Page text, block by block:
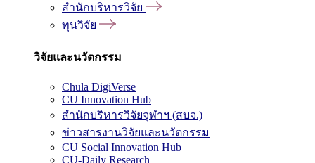
สำนักบริหารวิจัย
ทุนวิจัย
วิจัยและนวัตกรรม
Chula DigiVerse
CU Innovation Hub
สำนักบริหารวิจัยจุฬาฯ (สบจ.)
ข่าวสารงานวิจัยและนวัตกรรม
CU Social Innovation Hub
CU-Daily Research